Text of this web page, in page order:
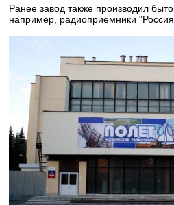
Ранее завод также производил
например, радиоприемники